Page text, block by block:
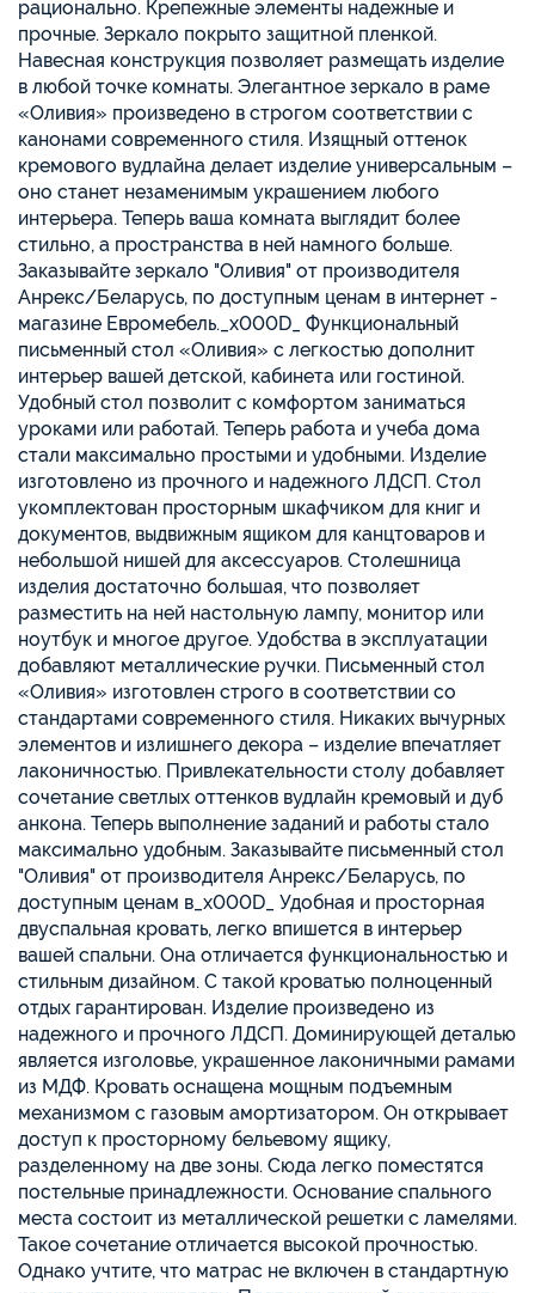
рационально. Крепежные элементы надежные и
прочные. Зеркало покрыто защитной пленкой.
Навесная конструкция позволяет размещать изделие
в любой точке комнаты. Элегантное зеркало в раме
«Оливия» произведено в строгом соответствии с
канонами современного стиля. Изящный оттенок
кремового вудлайна делает изделие универсальным –
оно станет незаменимым украшением любого
интерьера. Теперь ваша комната выглядит более
стильно, а пространства в ней намного больше.
Заказывайте зеркало "Оливия" от производителя
Анрекс/Беларусь, по доступным ценам в интернет -
магазине Евромебель._x000D_ Функциональный
письменный стол «Оливия» с легкостью дополнит
интерьер вашей детской, кабинета или гостиной.
Удобный стол позволит с комфортом заниматься
уроками или работай. Теперь работа и учеба дома
стали максимально простыми и удобными. Изделие
изготовлено из прочного и надежного ЛДСП. Стол
укомплектован просторным шкафчиком для книг и
документов, выдвижным ящиком для канцтоваров и
небольшой нишей для аксессуаров. Столешница
изделия достаточно большая, что позволяет
разместить на ней настольную лампу, монитор или
ноутбук и многое другое. Удобства в эксплуатации
добавляют металлические ручки. Письменный стол
«Оливия» изготовлен строго в соответствии со
стандартами современного стиля. Никаких вычурных
элементов и излишнего декора – изделие впечатляет
лаконичностью. Привлекательности столу добавляет
сочетание светлых оттенков вудлайн кремовый и дуб
анкона. Теперь выполнение заданий и работы стало
максимально удобным. Заказывайте письменный стол
"Оливия" от производителя Анрекс/Беларусь, по
доступным ценам в_x000D_ Удобная и просторная
двуспальная кровать, легко впишется в интерьер
вашей спальни. Она отличается функциональностью и
стильным дизайном. С такой кроватью полноценный
отдых гарантирован. Изделие произведено из
надежного и прочного ЛДСП. Доминирующей деталью
является изголовье, украшенное лаконичными рамами
из МДФ. Кровать оснащена мощным подъемным
механизмом с газовым амортизатором. Он открывает
доступ к просторному бельевому ящику,
разделенному на две зоны. Сюда легко поместятся
постельные принадлежности. Основание спального
места состоит из металлической решетки с ламелями.
Такое сочетание отличается высокой прочностью.
Однако учтите, что матрас не включен в стандартную